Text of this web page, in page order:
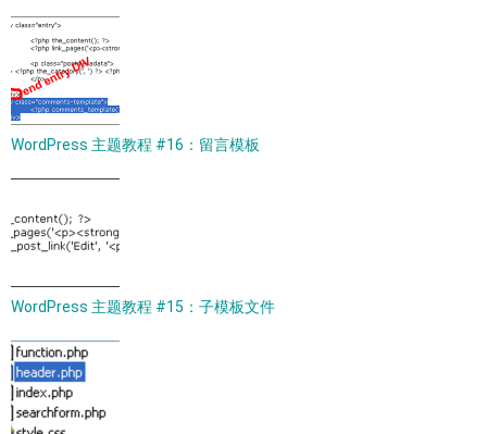
WordPress 主题教程 #16：留言模板
WordPress 主题教程 #15：子模板文件